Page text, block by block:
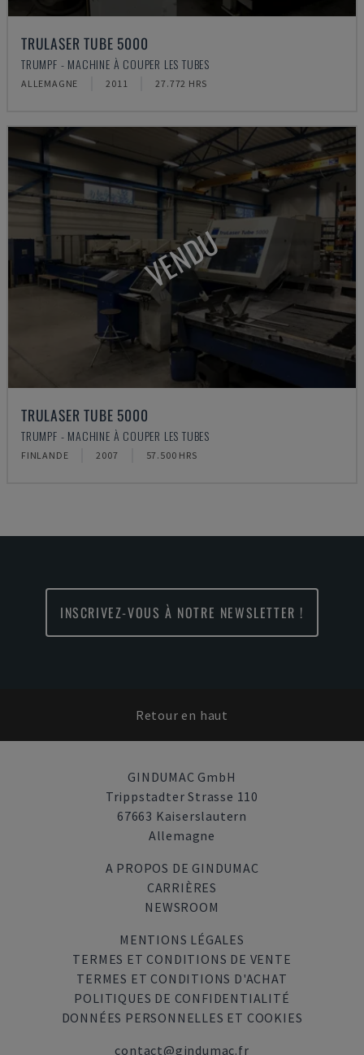
TRULASER TUBE 5000
TRUMPF - MACHINE À COUPER LES TUBES
ALLEMAGNE 2011 27.772 HRS
VENDU
TRULASER TUBE 5000
TRUMPF - MACHINE À COUPER LES TUBES
FINLANDE 2007 57.500 HRS
INSCRIVEZ-VOUS À NOTRE NEWSLETTER !
Retour en haut
GINDUMAC GmbH
Trippstadter Strasse 110
67663 Kaiserslautern
Allemagne
A PROPOS DE GINDUMAC
CARRIÈRES
NEWSROOM
MENTIONS LÉGALES
TERMES ET CONDITIONS DE VENTE
TERMES ET CONDITIONS D'ACHAT
POLITIQUES DE CONFIDENTIALITÉ
DONNÉES PERSONNELLES ET COOKIES
contact@gindumac.fr